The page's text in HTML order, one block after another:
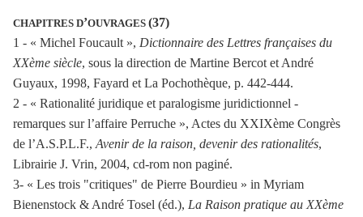
CHAPITRES D’OUVRAGES (37)
1 - « Michel Foucault », Dictionnaire des Lettres françaises du
XXème siècle, sous la direction de Martine Bercot et André
Guyaux, 1998, Fayard et La Pochothèque, p. 442-444.
2 - « Rationalité juridique et paralogisme juridictionnel -
remarques sur l’affaire Perruche », Actes du XXIXème Congrès
de l’A.S.P.L.F., Avenir de la raison, devenir des rationalités,
Librairie J. Vrin, 2004, cd-rom non paginé.
3- « Les trois "critiques" de Pierre Bourdieu » in Myriam
Bienenstock & André Tosel (éd.), La Raison pratique au XXème